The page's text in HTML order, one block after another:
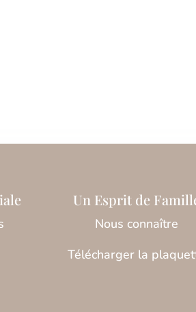
Un Esprit de
Nous connaître
Télécharger la